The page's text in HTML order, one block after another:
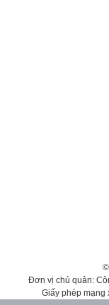
Đơn vị chủ quản:
Giấy phép mạng